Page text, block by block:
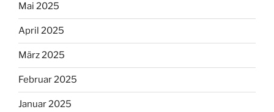
Mai 2025
April 2025
März 2025
Februar 2025
Januar 2025